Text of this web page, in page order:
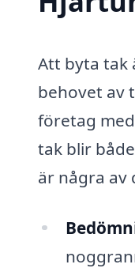
Att byta tak
behovet av
företag
tak blir
är några av